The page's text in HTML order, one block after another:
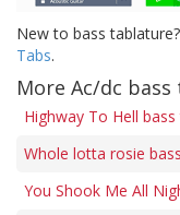
New to bass
Tabs.
More Ac/dc bass
Highway To Hell bass
Whole lotta rosie
You Shook Me All